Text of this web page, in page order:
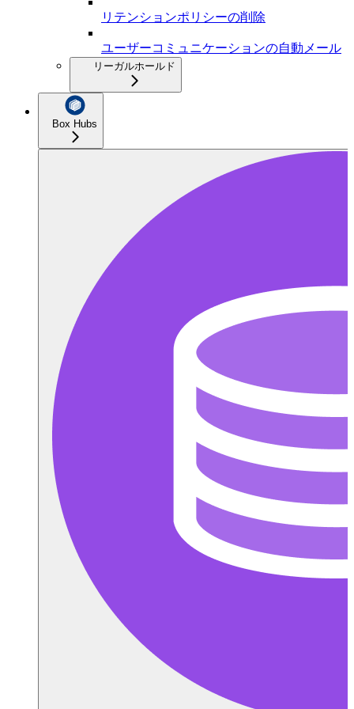
リテンションポリシーの削除
ユーザーコミュニケーションの自動メール
リーガルホールド
Box Hubs